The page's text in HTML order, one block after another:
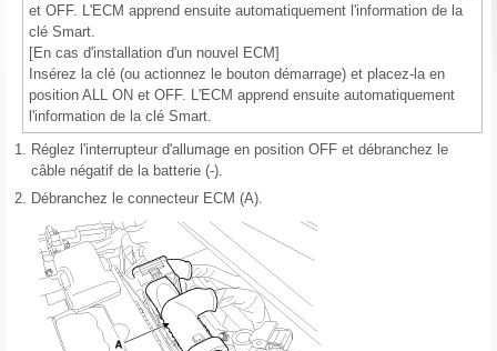
et OFF. L'ECM apprend ensuite automatiquement l'information de la
clé Smart.
[En cas d'installation d'un nouvel ECM]
Insérez la clé (ou actionnez le bouton démarrage) et placez-la en
position ALL ON et OFF. L'ECM apprend ensuite automatiquement
l'information de la clé Smart.
1. Réglez l'interrupteur d'allumage en position OFF et débranchez le
câble négatif de la batterie (-).
2. Débranchez le connecteur ECM (A).